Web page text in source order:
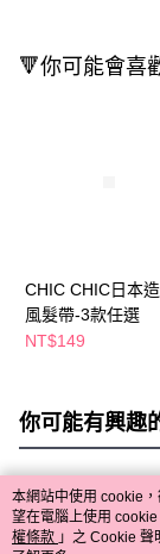
🔻你可能會喜
CHIC CHIC日本
風髮帶-3款任選
NT$149
你可能有興趣
熱門標籤
本網站中使用 cookie
望在電腦上使用
權條款 」之 Cookie